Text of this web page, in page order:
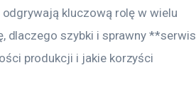
kluczową rolę w wielu
dlaczego szybki i sprawny **serwis
produkcji i jakie korzyści